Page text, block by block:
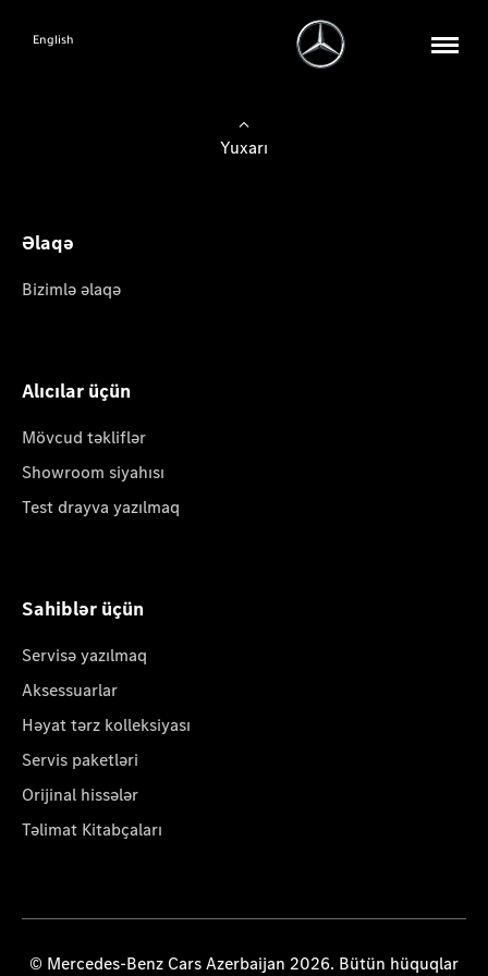
English
Yuxarı
Əlaqə
Bizimlə əlaqə
Alıcılar üçün
Mövcud təkliflər
Showroom siyahısı
Test drayva yazılmaq
Sahiblər üçün
Servisə yazılmaq
Aksessuarlar
Həyat tərz kolleksiyası
Servis paketləri
Orijinal hissələr
Təlimat Kitabçaları
© Mercedes-Benz Cars Azerbaijan 2026. Bütün hüquqlar